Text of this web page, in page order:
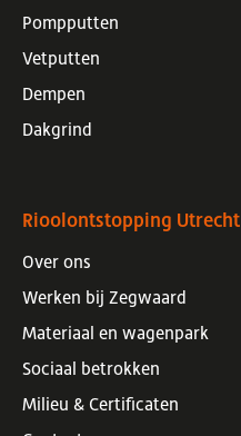
Pompputten
Vetputten
Dempen
Dakgrind
Rioolontstopping Utrecht
Over ons
Werken bij Zegwaard
Materiaal en wagenpark
Sociaal betrokken
Milieu & Certificaten